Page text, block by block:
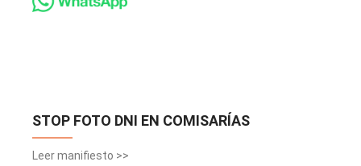
STOP FOTO DNI EN COMISARÍAS
Leer manifiesto >>